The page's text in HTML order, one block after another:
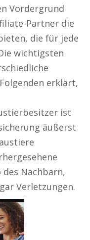
Vordergrund
Partner die
die für jede
wichtigsten
erklärt,
ist
äußerst
des Nachbarn,
Verletzungen.